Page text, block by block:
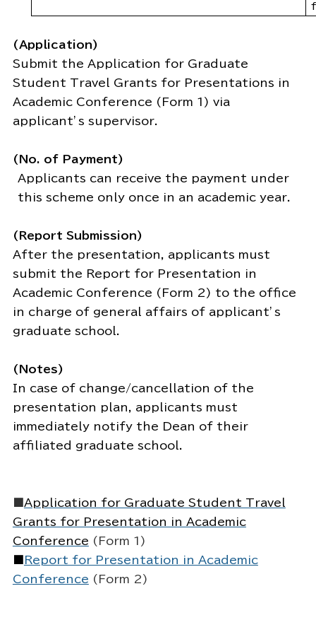
(Application)
Submit the Application for Graduate
Student Travel Grants for Presentations in
Academic Conference (Form 1) via
applicant’s supervisor.
(No. of Payment)
Applicants can receive the payment under
this scheme only once in an academic year.
(Report Submission)
After the presentation, applicants must
submit the Report for Presentation in
Academic Conference (Form 2) to the office
in charge of general affairs of applicant’s
graduate school.
(Notes)
In case of change/cancellation of the
presentation plan, applicants must
immediately notify the Dean of their
affiliated graduate school.
Application for Graduate Student Travel
Grants for Presentation in Academic
Conference (Form 1)
Report for Presentation in Academic
Conference (Form 2)